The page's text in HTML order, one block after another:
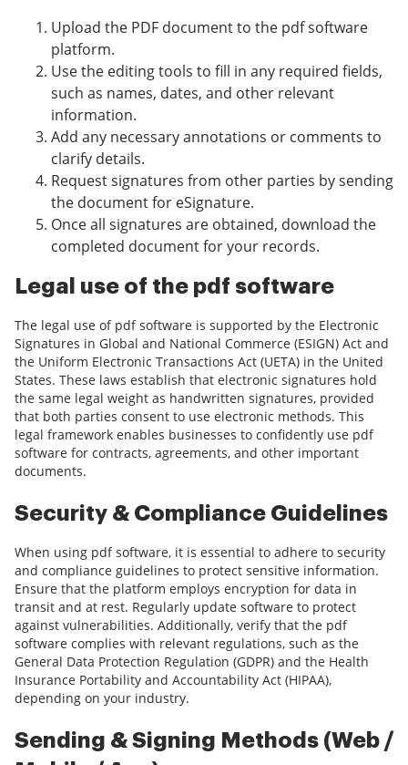
Upload the PDF document to the pdf software
platform.
Use the editing tools to fill in any required fields,
such as names, dates, and other relevant
information.
Add any necessary annotations or comments to
clarify details.
Request signatures from other parties by sending
the document for eSignature.
Once all signatures are obtained, download the
completed document for your records.
Legal use of the pdf software
The legal use of pdf software is supported by the Electronic
Signatures in Global and National Commerce (ESIGN) Act and
the Uniform Electronic Transactions Act (UETA) in the United
States. These laws establish that electronic signatures hold
the same legal weight as handwritten signatures, provided
that both parties consent to use electronic methods. This
legal framework enables businesses to confidently use pdf
software for contracts, agreements, and other important
documents.
Security & Compliance Guidelines
When using pdf software, it is essential to adhere to security
and compliance guidelines to protect sensitive information.
Ensure that the platform employs encryption for data in
transit and at rest. Regularly update software to protect
against vulnerabilities. Additionally, verify that the pdf
software complies with relevant regulations, such as the
General Data Protection Regulation (GDPR) and the Health
Insurance Portability and Accountability Act (HIPAA),
depending on your industry.
Sending & Signing Methods (Web /